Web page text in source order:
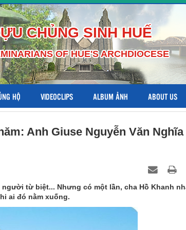
CHỦNG SINH HUẾ
OF HUE'S ARCHDIOCESE
HỘ VIDEOCLIPS ALBUM ẢNH ABOUT US
Anh Giuse Nguyễn Văn Nghĩa
từ biệt... Nhưng có một lần, cha Hồ Khanh
ai đó nằm xuống.